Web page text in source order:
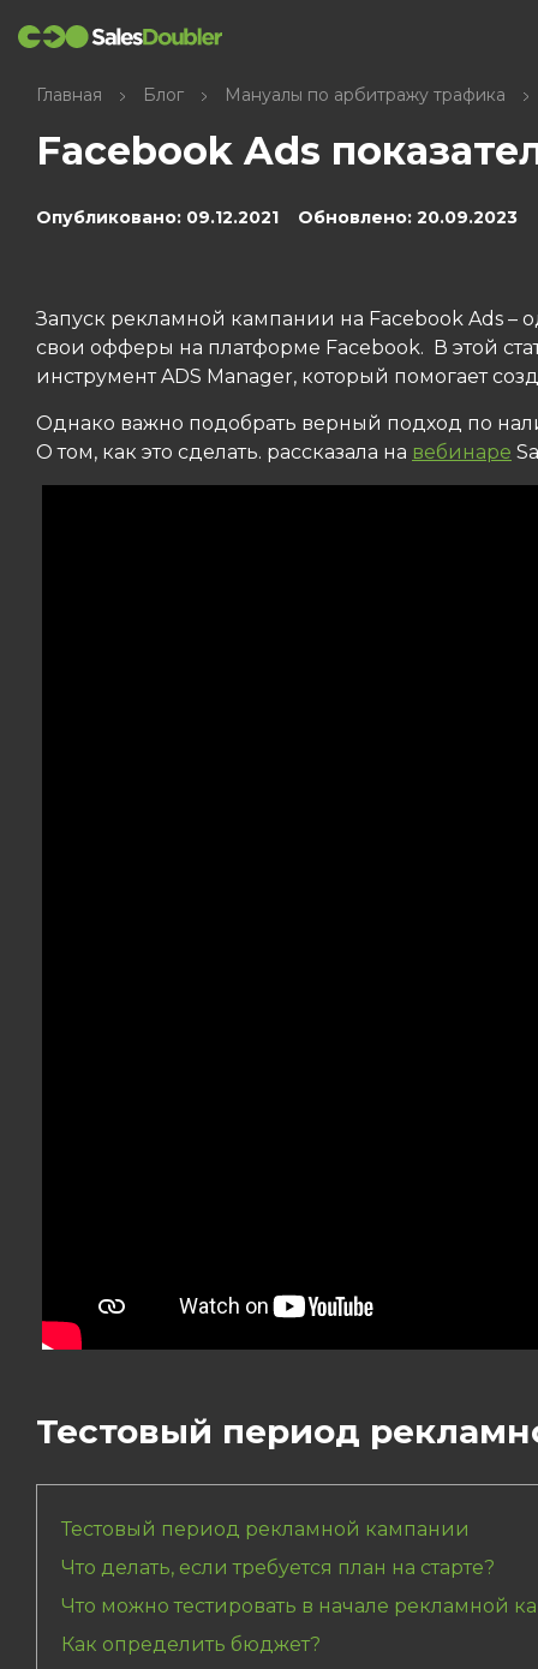
Главная Блог Мануалы по арбитражу трафика
Facebook Ads
Опубликовано: 09.12.2021 Обновлено: 20.09.2023
Запуск рекламной кампании на Facebook Ads
свои офферы на платформе Facebook. В этой
инструмент ADS Manager, который помогает
Однако важно подобрать верный подход по
О том, как это сделать. рассказала на вебинаре
Тестовый период
Тестовый период рекламной кампании
Что делать, если требуется план на старте?
Что можно тестировать в начале рекламной
Как определить бюджет?